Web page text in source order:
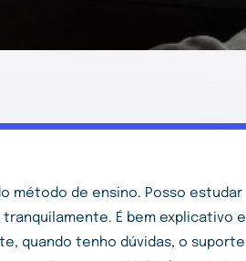
método de ensino. Posso estudar
tranquilamente. É bem explicativo e
quando tenho dúvidas, o suporte